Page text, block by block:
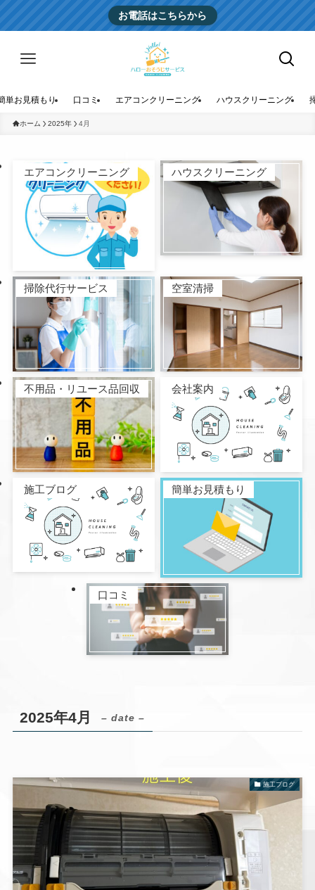
お電話はこちらから
単お見積もり 口コミ エアコンクリーニング ハウスクリーニング
ホーム 2025年 4月
エアコンクリーニング ハウスクリーニング
掃除代行サービス 空室清掃
不用品・リユース品回収 会社案内
施工ブログ 簡単お見積もり
口コミ
2025年4月 – date –
施工ブログ